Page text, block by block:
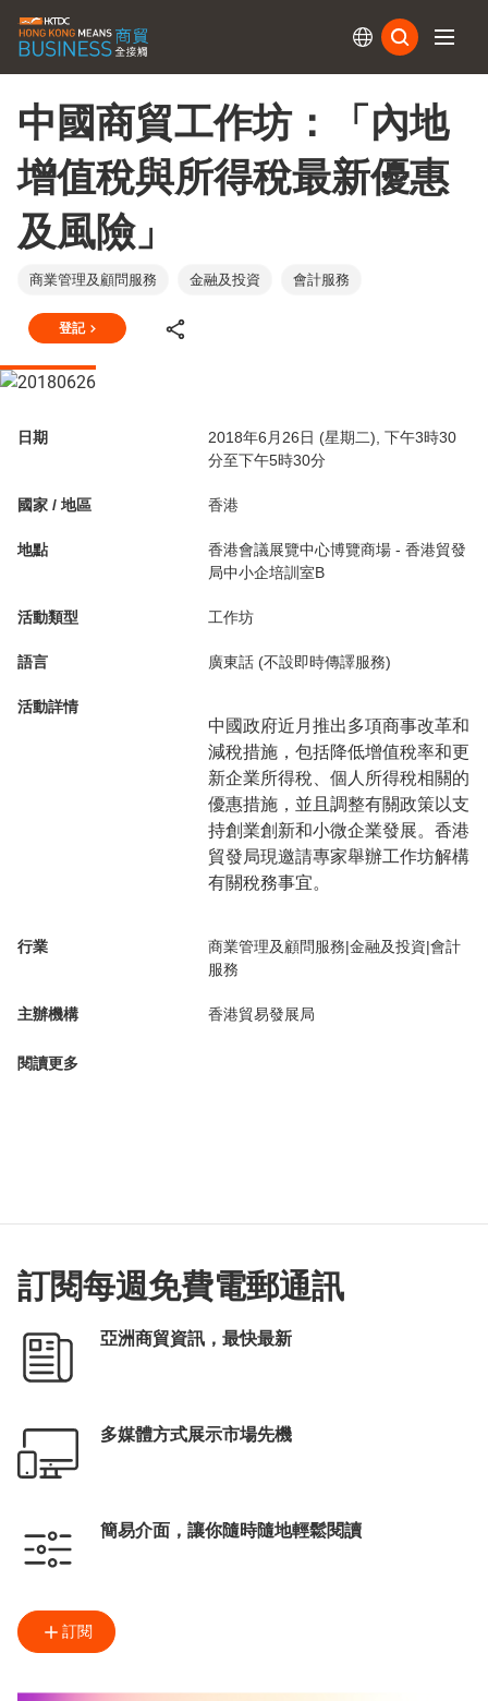
中國商貿工作坊：「內地
增值稅與所得稅最新優惠
及風險」
商業管理及顧問服務 金融及投資 會計服務
登記
日期
2018年6月26日 (星期二), 下午3時30
分至下午5時30分
國家 / 地區 香港
地點
香港會議展覽中心博覽商場 - 香港貿發
局中小企培訓室B
活動類型 工作坊
語言 廣東話 (不設即時傳譯服務)
活動詳情
中國政府近月推出多項商事改革和
減稅措施，包括降低增值稅率和更
新企業所得稅、個人所得稅相關的
優惠措施，並且調整有關政策以支
持創業創新和小微企業發展。香港
貿發局現邀請專家舉辦工作坊解構
有關稅務事宜。
行業
商業管理及顧問服務|金融及投資|會計
服務
主辦機構 香港貿易發展局
閱讀更多
訂閱每週免費電郵通訊
亞洲商貿資訊，最快最新
多媒體方式展示市場先機
簡易介面，讓你隨時隨地輕鬆閱讀
訂閱